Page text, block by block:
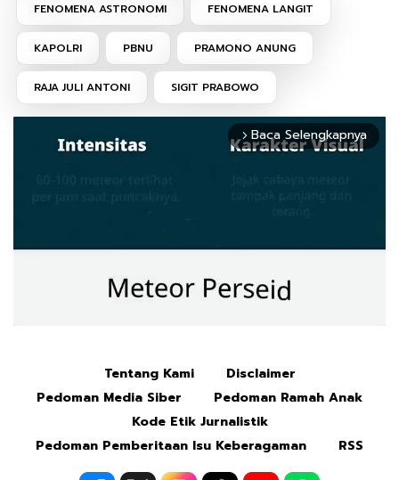
FENOMENA ASTRONOMI FENOMENA LANGIT
KAPOLRI PBNU PRAMONO ANUNG
RAJA JULI ANTONI SIGIT PRABOWO
arrow_forward_ios Baca Selengkapnya
Tentang Kami
Disclaimer
Pedoman Media Siber
Pedoman Ramah Anak
Kode Etik Jurnalistik
Pedoman Pemberitaan Isu Keberagaman
RSS